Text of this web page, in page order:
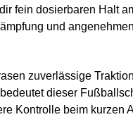
fein dosierbaren Halt
und
zuverlässige
dieser
Kontrolle beim kurzen